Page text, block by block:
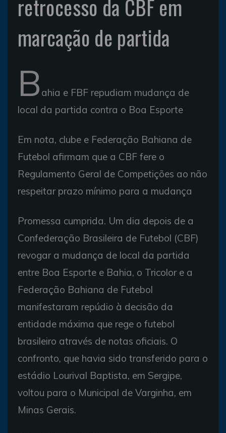
retrocesso da CBF em
marcação de partida
B ahia e FBF repudiam mudança de
local da partida contra o Boa Esporte
Em nota, clube e Federação Bahiana de
Futebol afirmam que a CBF fere o
Regulamento Geral de Competições ao não
respeitar prazo mínimo para a mudança
Promessa cumprida. Um dia depois de a
Confederação Brasileira de Futebol (CBF)
revogar a mudança de local da partida
entre Boa Esporte e Bahia, o Tricolor e a
Federação Bahiana de Futebol
manifestaram repúdio à decisão da
entidade máxima que rege o futebol
brasileiro através de notas oficiais. O
confronto, que havia sido transferido para o
estádio Lourival Baptista, em Sergipe,
voltou para o Municipal de Varginha, em
Minas Gerais.